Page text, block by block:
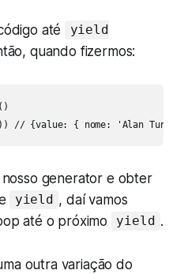
até
yield
quando fizermos:
// {value: { nome: 'Alan
generator e obter
yield , daí vamos
até o próximo
yield .
outra variação do